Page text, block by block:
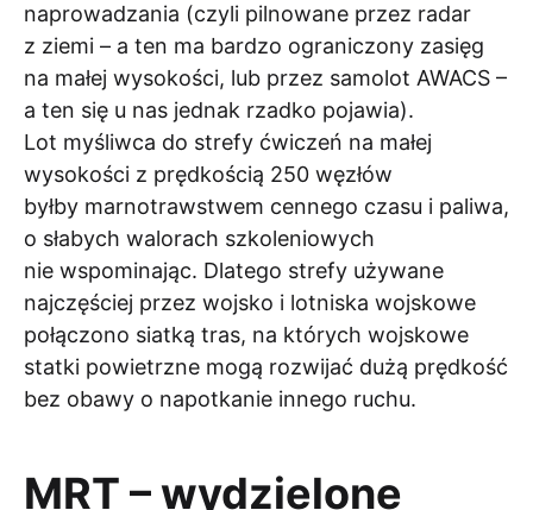
naprowadzania (czyli pilnowane przez radar
z ziemi – a ten ma bardzo ograniczony zasięg
na małej wysokości, lub przez samolot AWACS –
a ten się u nas jednak rzadko pojawia).
Lot myśliwca do strefy ćwiczeń na małej
wysokości z prędkością 250 węzłów
byłby marnotrawstwem cennego czasu i paliwa,
o słabych walorach szkoleniowych
nie wspominając. Dlatego strefy używane
najczęściej przez wojsko i lotniska wojskowe
połączono siatką tras, na których wojskowe
statki powietrzne mogą rozwijać dużą prędkość
bez obawy o napotkanie innego ruchu.
MRT – wydzielone